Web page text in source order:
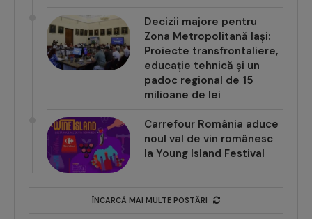
Decizii majore pentru
Zona Metropolitană Iași:
Proiecte transfrontaliere,
educație tehnică și un
padoc regional de 15
milioane de lei
Carrefour România aduce
noul val de vin românesc
la Young Island Festival
ÎNCARCĂ MAI MULTE POSTĂRI